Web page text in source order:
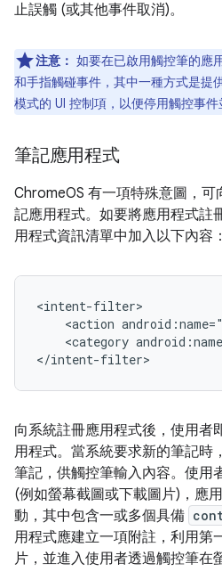
止誤觸 (或其他事件取消)。
注意： 如要在已啟用觸控筆的應
和手指觸碰事件，其中一種方式是提
模式的 UI 控制項，以便停用觸控事件
筆記應用程式
ChromeOS 有一項特殊意圖，
記應用程式。如要將應用程式註
用程式資訊清單中加入以下內容：
<action
<category
向系統註冊應用程式後，使用者
用程式。當系統要求新的筆記時
筆記，供觸控筆輸入內容。使用
(例如螢幕截圖或下載圖片)，應
動，其中包含一或多個具備
用程式應建立一項附註，利用第
片，並進入使用者透過觸控筆在